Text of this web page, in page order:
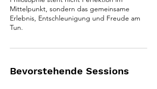
Mittelpunkt, sondern das gemeinsame
Erlebnis, Entschleunigung und Freude am
Tun.
Bevorstehende Sessions